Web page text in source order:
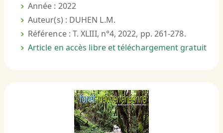
Année : 2022
Auteur(s) : DUHEN L.M.
Référence : T. XLIII, n°4, 2022, pp. 261-278.
Article en accès libre et téléchargement gratuit